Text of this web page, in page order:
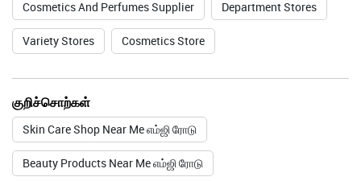
Cosmetics And Perfumes Supplier Department Stores
Variety Stores Cosmetics Store
குறிச்சொற்கள்
Skin Care Shop Near Me எம்ஜி ரோடு
Beauty Products Near Me எம்ஜி ரோடு